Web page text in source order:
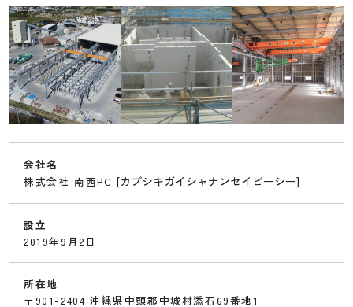
会社名
株式会社 南西PC [カブシキガイシャナンセイピーシー]
設立
2019年9月2日
所在地
〒901-2404 沖縄県中頭郡中城村添石69番地1